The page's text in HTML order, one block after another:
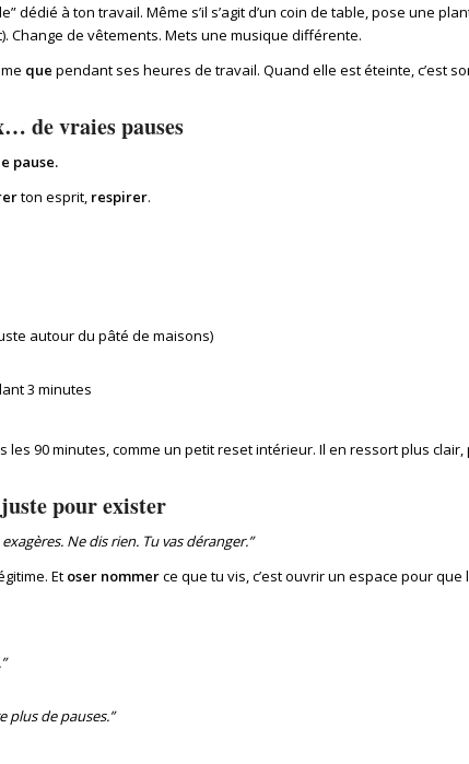
dédié à ton travail. Même s’il s’agit d’un coin de table, pose une
Change de vêtements. Mets une musique différente.
que pendant ses heures de travail. Quand elle est éteinte, c’est
de vraies pauses
pause.
ton esprit, respirer.
autour du pâté de maisons)
3 minutes
les 90 minutes, comme un petit reset intérieur. Il en ressort plus
pour exister
exagères. Ne dis rien. Tu vas déranger.”
Et oser nommerce que tu vis, c’est ouvrir un espace pour que
plus de pauses.”